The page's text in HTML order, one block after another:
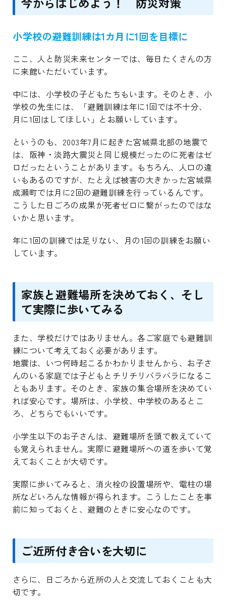
小学校の避難訓練は1カ月に1回を目標に
ここ、人と防災未来センターでは、毎日たくさんの方
に来館いただいています。
中には、小学校の子どもたちもいます。そのとき、小
学校の先生には、「避難訓練は年に1回では不十分、
月に1回はしてほしい」とお願いしています。
というのも、2003年7月に起きた宮城県北部の地震で
は、阪神・淡路大震災と同じ規模だったのに死者はゼ
ロだったということがあります。もちろん、人口の違
いもあるのですが、たとえば被害の大きかった宮城県
成瀬町では月に2回の避難訓練を行っているんです。
こうした日ごろの成果が死者ゼロに繋がったのではな
いかと思います。
年に1回の訓練では足りない、月の1回の訓練をお願い
しています。
家族と避難場所を決めておく、そし
て実際に歩いてみる
また、学校だけではありません。各ご家庭でも避難訓
練について考えておく必要があります。
地震は、いつ何時起こるかわかりませんから、お子さ
んのいる家庭では子どもとチリチリバラバラになるこ
ともあります。そのとき、家族の集合場所を決めてい
れば安心です。場所は、小学校、中学校のあるとこ
ろ、どちらでもいいです。
小学生以下のお子さんは、避難場所を頭で教えていて
も覚えられません。実際に避難場所への道を歩いて覚
えておくことが大切です。
実際に歩いてみると、消火栓の設置場所や、電柱の場
所などいろんな情報が得られます。こうしたことを事
前に知っておくと、避難のときに安心なのです。
ご近所付き合いを大切に
さらに、日ごろから近所の人と交流しておくことも大
切です。